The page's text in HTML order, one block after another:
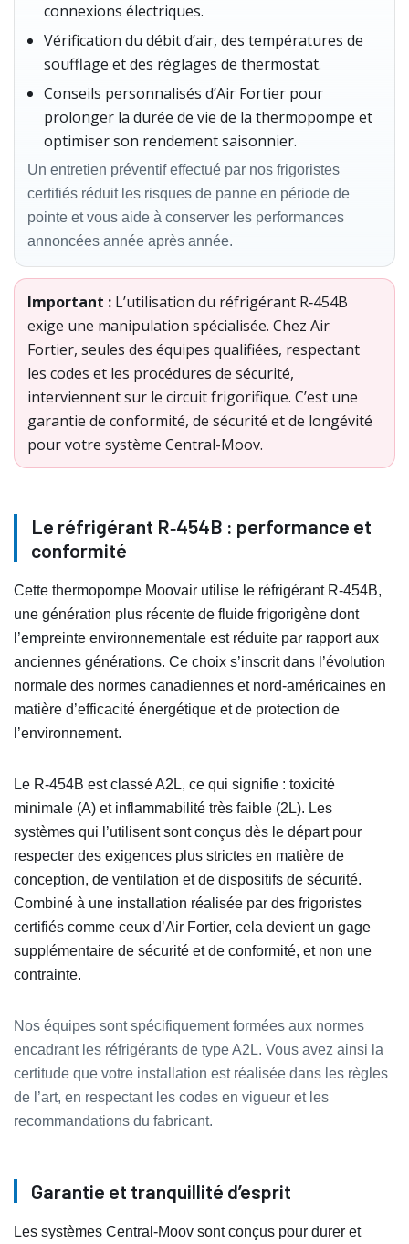
connexions électriques.
Vérification du débit d’air, des températures de
soufflage et des réglages de thermostat.
Conseils personnalisés d’Air Fortier pour
prolonger la durée de vie de la thermopompe et
optimiser son rendement saisonnier.
Un entretien préventif effectué par nos frigoristes
certifiés réduit les risques de panne en période de
pointe et vous aide à conserver les performances
annoncées année après année.
Important : L’utilisation du réfrigérant R‑454B
exige une manipulation spécialisée. Chez Air
Fortier, seules des équipes qualifiées, respectant
les codes et les procédures de sécurité,
interviennent sur le circuit frigorifique. C’est une
garantie de conformité, de sécurité et de longévité
pour votre système Central-Moov.
Le réfrigérant R‑454B : performance et
conformité
Cette thermopompe Moovair utilise le réfrigérant R‑454B,
une génération plus récente de fluide frigorigène dont
l’empreinte environnementale est réduite par rapport aux
anciennes générations. Ce choix s’inscrit dans l’évolution
normale des normes canadiennes et nord-américaines en
matière d’efficacité énergétique et de protection de
l’environnement.
Le R‑454B est classé A2L, ce qui signifie : toxicité
minimale (A) et inflammabilité très faible (2L). Les
systèmes qui l’utilisent sont conçus dès le départ pour
respecter des exigences plus strictes en matière de
conception, de ventilation et de dispositifs de sécurité.
Combiné à une installation réalisée par des frigoristes
certifiés comme ceux d’Air Fortier, cela devient un gage
supplémentaire de sécurité et de conformité, et non une
contrainte.
Nos équipes sont spécifiquement formées aux normes
encadrant les réfrigérants de type A2L. Vous avez ainsi la
certitude que votre installation est réalisée dans les règles
de l’art, en respectant les codes en vigueur et les
recommandations du fabricant.
Garantie et tranquillité d’esprit
Les systèmes Central-Moov sont conçus pour durer et